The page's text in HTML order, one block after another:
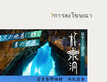
การลงโฆษณา